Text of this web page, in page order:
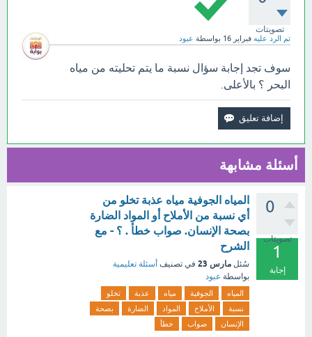
تصويتات
تم الرد عليه فبراير 16 بواسطة عبود
سوف تجد إجابة سؤال نسبة ما يتم تحليته من مياه
البحر ؟ بالأعلى.
أسئلة مشابهة
0
تصويتات
1
إجابة
المياه الجوفية مياه عذبة تخلو من
أي نسبة من الأملاح أو المواد الضارة
بصحة الإنسان. صواب خطأ . ؟ - مع
الشرح
سُئل مارس 23 في تصنيف أسئلة تعليمية
بواسطة عبود
المياه الجوفية مياه عذبة
تخلو
نسبة
الأملاح المواد الضارة
بصحة
الإنسان
صواب خطأ